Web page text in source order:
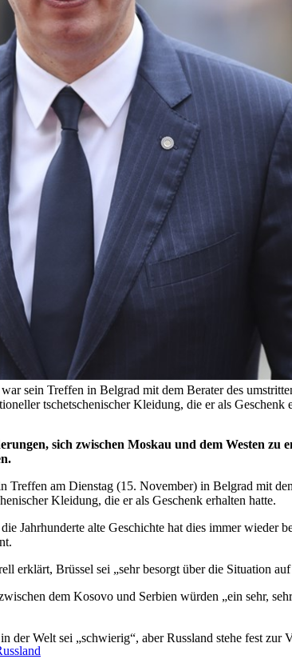
sein Treffen in Belgrad mit dem Berater des
tschetschenischer Kleidung, die er als
sich zwischen Moskau und dem Westen
Treffen am Dienstag (15. November) in Belgrad mit
Kleidung, die er als Geschenk erhalten hatte.
Jahrhunderte alte Geschichte hat dies immer
erklärt, Brüssel sei „sehr besorgt über die Situation
dem Kosovo und Serbien würden „ein sehr,
der Welt sei „schwierig“, aber Russland stehe fest